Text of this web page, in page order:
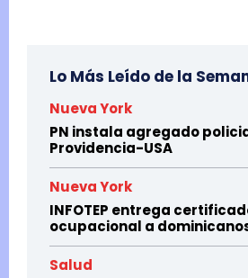
Lo Más Leído de la
Nueva York
PN instala agregado
Providencia-USA
Nueva York
INFOTEP entrega
ocupacional a
Salud